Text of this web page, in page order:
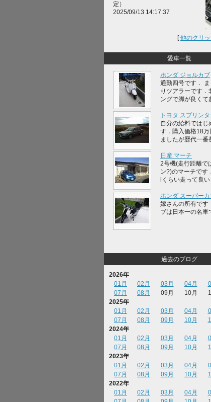
定）
2025/09/13 14:17:37
[他のクリ
愛車一覧
ホンダ ジョルカブ
通勤四号です．
りツアラーです．
ングで脚が良くて
トヨタ スプリンタ
自分の給料ではじ
す．購入価格18万
ましたが歴代一番
日産 マーチ
2号機(走行距離で
ン?)のマーチです
lくらい走って良い
ホンダ スーパー
嫁さんの所有です
ブは日本一の名車
過去のブログ
2026年
01月
02月 03月 04月
07月
08月 09月 10月
2025年
01月
02月 03月 04月
07月
08月 09月 10月
2024年
01月
02月 03月 04月
07月
08月 09月 10月
2023年
01月
02月 03月 04月
07月
08月 09月 10月
2022年
01月
02月 03月 04月